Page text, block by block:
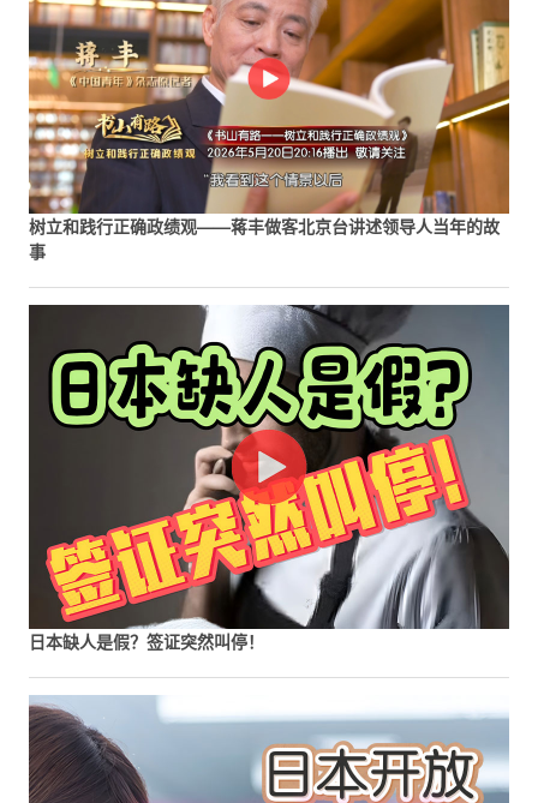
树立和践行正确政绩观——蒋丰做客北京台讲述领导人当年的故
事
日本缺人是假？签证突然叫停！